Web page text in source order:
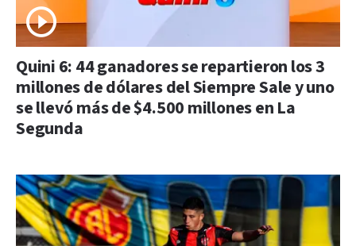
Quini 6: 44 ganadores se repartieron los 3
millones de dólares del Siempre Sale y uno
se llevó más de $4.500 millones en La
Segunda